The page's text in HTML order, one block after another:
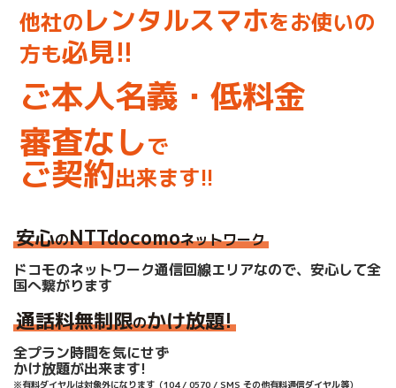
他社のレンタルスマホをお使いの
方も必見!!
ご本人名義・低料金
審査なしで
ご契約出来ます!!
安心のNTTdocomoネットワーク
ドコモのネットワーク通信回線エリアなので、 安心して全
国へ繋がります
通話料無制限のかけ放題!
全プラン時間を気にせず
かけ放題が出来ます!
※有料ダイヤルは対象外になります（104 / 0570 / SMS その他有料通信ダイヤル等）